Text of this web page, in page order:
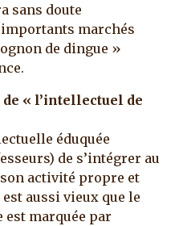
sans doute
marchés
de dingue »
« l’intellectuel de
éduquée
de s’intégrer au
activité propre et
aussi vieux que le
est marquée par